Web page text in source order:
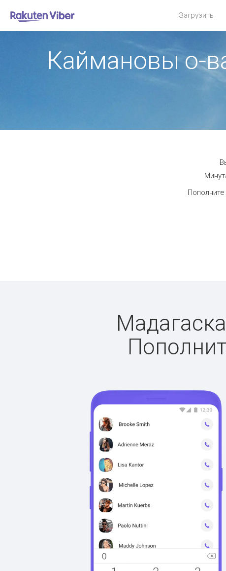
Загрузить
Каймановы о-